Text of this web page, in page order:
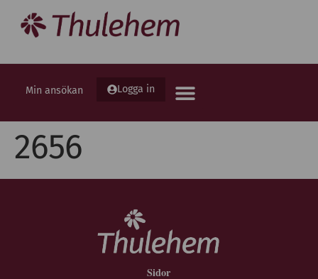
Min ansökan Logga in
2656
Sidor